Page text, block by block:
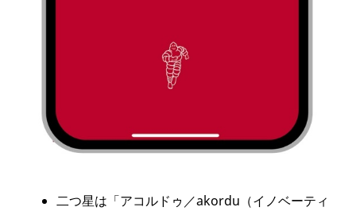
二つ星は「アコルドゥ／akordu（イノベーティ